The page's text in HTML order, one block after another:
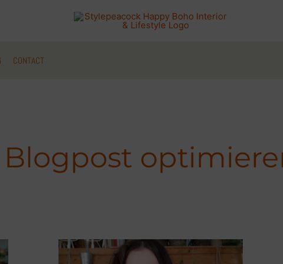
CONTACT
Blogpost